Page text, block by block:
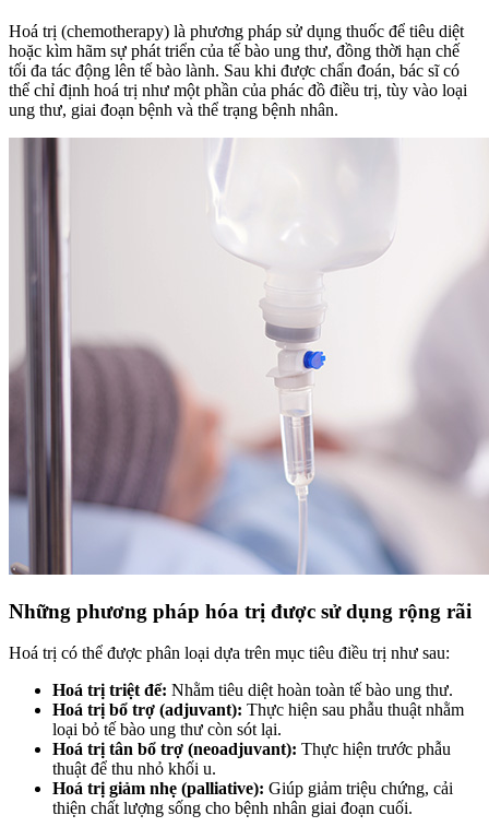
Hoá trị (chemotherapy) là phương pháp sử dụng thuốc để tiêu diệt
hoặc kìm hãm sự phát triển của tế bào ung thư, đồng thời hạn chế
tối đa tác động lên tế bào lành. Sau khi được chẩn đoán, bác sĩ có
thể chỉ định hoá trị như một phần của phác đồ điều trị, tùy vào loại
ung thư, giai đoạn bệnh và thể trạng bệnh nhân.
Những phương pháp hóa trị được sử dụng rộng rãi
Hoá trị có thể được phân loại dựa trên mục tiêu điều trị như sau:
Hoá trị triệt để: Nhằm tiêu diệt hoàn toàn tế bào ung thư.
Hoá trị bổ trợ (adjuvant): Thực hiện sau phẫu thuật nhằm
loại bỏ tế bào ung thư còn sót lại.
Hoá trị tân bổ trợ (neoadjuvant): Thực hiện trước phẫu
thuật để thu nhỏ khối u.
Hoá trị giảm nhẹ (palliative): Giúp giảm triệu chứng, cải
thiện chất lượng sống cho bệnh nhân giai đoạn cuối.